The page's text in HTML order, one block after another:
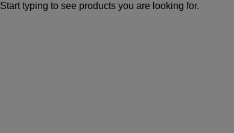
Start typing to see products you are looking for.